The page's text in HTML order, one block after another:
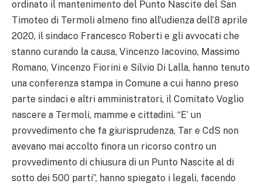
ordinato il mantenimento del Punto Nascite del San
Timoteo di Termoli almeno fino all’udienza dell’8 aprile
2020, il sindaco Francesco Roberti e gli avvocati che
stanno curando la causa, Vincenzo Iacovino, Massimo
Romano, Vincenzo Fiorini e Silvio Di Lalla, hanno tenuto
una conferenza stampa in Comune a cui hanno preso
parte sindaci e altri amministratori, il Comitato Voglio
nascere a Termoli, mamme e cittadini. “E’ un
provvedimento che fa giurisprudenza, Tar e CdS non
avevano mai accolto finora un ricorso contro un
provvedimento di chiusura di un Punto Nascite al di
sotto dei 500 parti”, hanno spiegato i legali, facendo